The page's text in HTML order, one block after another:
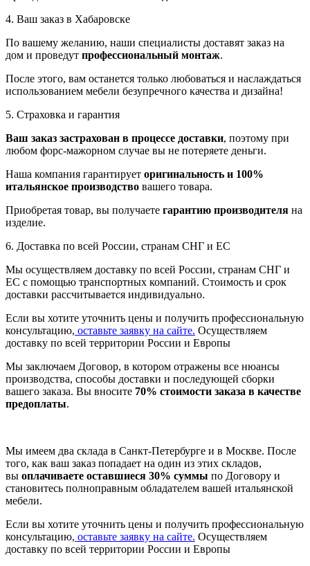
4. Ваш заказ в Хабаровске
По вашему желанию, наши специалисты доставят заказ на
дом и проведут профессиональный монтаж.
После этого, вам останется только любоваться и наслаждаться
использованием мебели безупречного качества и дизайна!
5. Страховка и гарантия
Ваш заказ застрахован в процессе доставки, поэтому при
любом форс-мажорном случае вы не потеряете деньги.
Наша компания гарантирует оригинальность и 100%
итальянское производство вашего товара.
Приобретая товар, вы получаете гарантию производителя на
изделие.
6. Доставка по всей России, странам СНГ и ЕС
Мы осуществляем доставку по всей России, странам СНГ и
ЕС с помощью транспортных компаний. Стоимость и срок
доставки рассчитывается индивидуально.
Если вы хотите уточнить цены и получить профессиональную
консультацию, оставьте заявку на сайте. Осуществляем
доставку по всей территории России и Европы
Мы заключаем Договор, в котором отражены все нюансы
производства, способы доставки и последующей сборки
вашего заказа. Вы вносите 70% стоимости заказа в качестве
предоплаты.
Мы имеем два склада в Санкт-Петербурге и в Москве. После
того, как ваш заказ попадает на один из этих складов,
вы оплачиваете оставшиеся 30% суммы по Договору и
становитесь полноправным обладателем вашей итальянской
мебели.
Если вы хотите уточнить цены и получить профессиональную
консультацию, оставьте заявку на сайте. Осуществляем
доставку по всей территории России и Европы